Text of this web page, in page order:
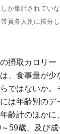
か集計されてい
員各人別に按分
摂取カロリー
、食事量が少
ではないか。
は年齢別のデ
齢計のほかに
59歳、及び